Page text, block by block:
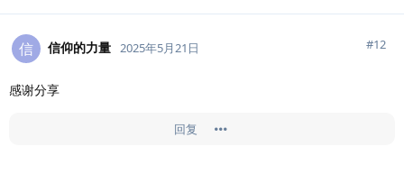
信 信仰的力量 2025年5月21日 #12
感谢分享
回复